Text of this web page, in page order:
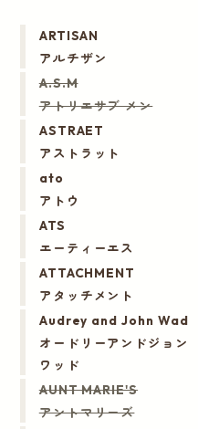
ARTISAN
アルチザン
A.S.M
アトリエサブ メン
ASTRAET
アストラット
ato
アトウ
ATS
エーティーエス
ATTACHMENT
アタッチメント
Audrey and John Wad
オードリーアンドジョン
ワッド
AUNT MARIE'S
アントマリーズ